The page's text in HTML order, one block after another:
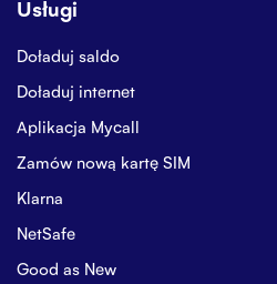
Usługi
Doładuj saldo
Doładuj internet
Aplikacja Mycall
Zamów nową kartę SIM
Klarna
NetSafe
Good as New